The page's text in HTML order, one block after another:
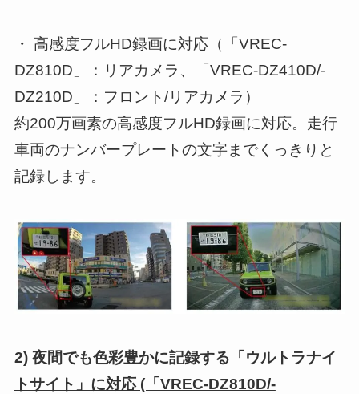
・ 高感度フルHD録画に対応（「VREC-
DZ810D」：リアカメラ、「VREC-DZ410D/-
DZ210D」：フロント/リアカメラ）
約200万画素の高感度フルHD録画に対応。走行
車両のナンバープレートの文字までくっきりと
記録します。
2) 夜間でも色彩豊かに記録する「ウルトラナイ
トサイト」に対応 (「VREC-DZ810D/-